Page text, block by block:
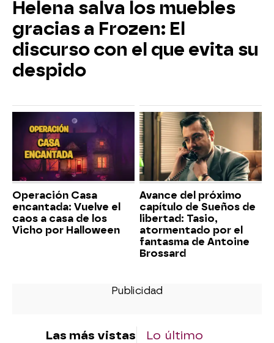
Helena salva los muebles
gracias a Frozen: El
discurso con el que evita su
despido
Operación Casa
encantada: Vuelve el
caos a casa de los
Vicho por Halloween
Avance del próximo
capítulo de Sueños de
libertad: Tasio,
atormentado por el
fantasma de Antoine
Brossard
Las más vistas Lo último